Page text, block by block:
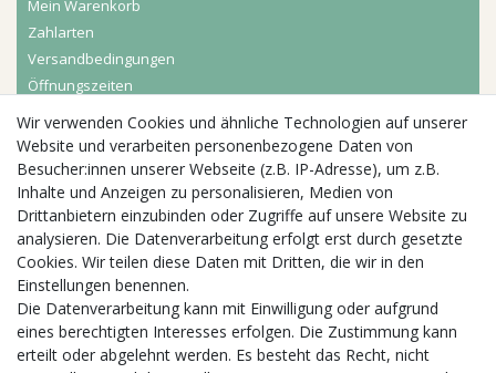
Mein Warenkorb
Zahlarten
Versandbedingungen
Öffnungszeiten
Aktuelles
Busgruppen
Kindergeburtstage
Kindergartenausflug
Schulklassenausflug
Zwillingsrabatt
Wir verwenden Cookies und ähnliche Technologien auf unserer
Website und verarbeiten personenbezogene Daten von
Besucher:innen unserer Webseite (z.B. IP-Adresse), um z.B.
Inhalte und Anzeigen zu personalisieren, Medien von
Drittanbietern einzubinden oder Zugriffe auf unsere Website zu
analysieren. Die Datenverarbeitung erfolgt erst durch gesetzte
Cookies. Wir teilen diese Daten mit Dritten, die wir in den
Einstellungen benennen.
Die Datenverarbeitung kann mit Einwilligung oder aufgrund
eines berechtigten Interesses erfolgen. Die Zustimmung kann
erteilt oder abgelehnt werden. Es besteht das Recht, nicht